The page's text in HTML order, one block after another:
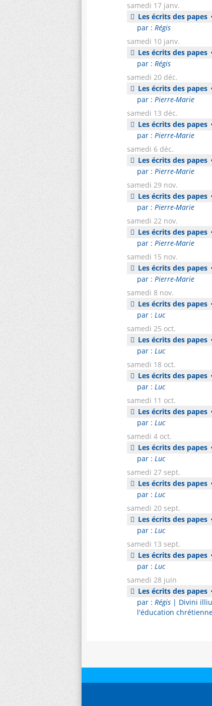
samedi 17 janv.
Les écrits des papes
par : Régis
samedi 10 janv.
Les écrits des papes
par : Régis
samedi 20 déc.
Les écrits des papes
par : Pierre-Marie
samedi 13 déc.
Les écrits des papes
par : Pierre-Marie
samedi 6 déc.
Les écrits des papes
par : Pierre-Marie
samedi 29 nov.
Les écrits des papes
par : Pierre-Marie
samedi 22 nov.
Les écrits des papes
par : Pierre-Marie
samedi 15 nov.
Les écrits des papes
par : Pierre-Marie
samedi 8 nov.
Les écrits des papes
par : Luc
samedi 25 oct.
Les écrits des papes
par : Luc
samedi 18 oct.
Les écrits des papes
par : Luc
samedi 11 oct.
Les écrits des papes
par : Luc
samedi 4 oct.
Les écrits des papes
par : Luc
samedi 27 sept.
Les écrits des papes
par : Luc
samedi 20 sept.
Les écrits des papes
par : Luc
samedi 13 sept.
Les écrits des papes
par : Luc
samedi 28 juin
Les écrits des papes
par : Régis| Divini
l'éducation